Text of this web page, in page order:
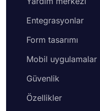
Entegrasyonlar
Form tasarımı
Mobil uygulamalar
Güvenlik
Özellikler